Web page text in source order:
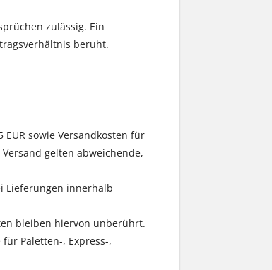
zulässig. Ein
beruht.
sowie Versandkosten für
gelten abweichende,
Lieferungen innerhalb
bleiben hiervon unberührt.
Paletten-, Express-,